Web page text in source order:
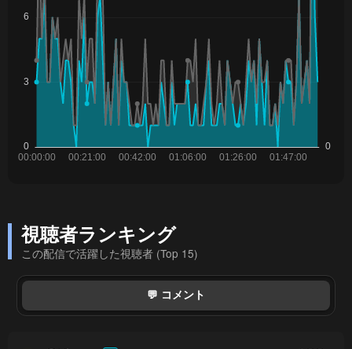
視聴者ランキング
この配信で活躍した視聴者 (Top 15)
💬 コメント